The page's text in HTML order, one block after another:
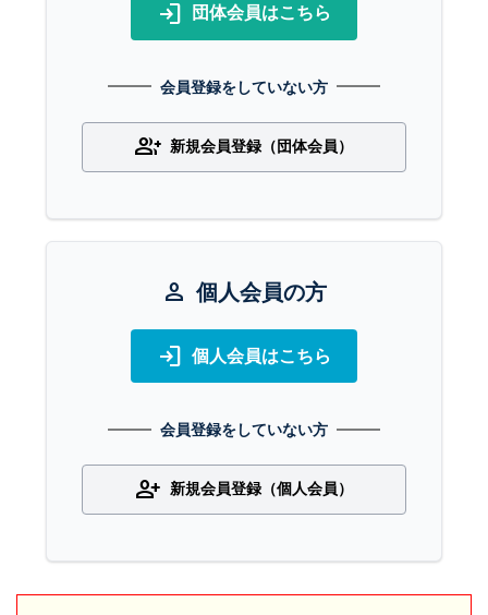
login 団体会員はこちら
会員登録をしていない方
group_add 新規会員登録（団体会員）
person 個人会員の方
login 個人会員はこちら
会員登録をしていない方
person_add 新規会員登録（個人会員）